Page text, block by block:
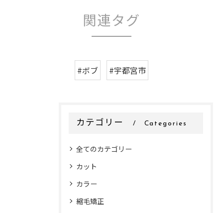
関連タグ
#ボブ #宇都宮市
カテゴリー Categories
全てのカテゴリー
カット
カラー
縮毛矯正